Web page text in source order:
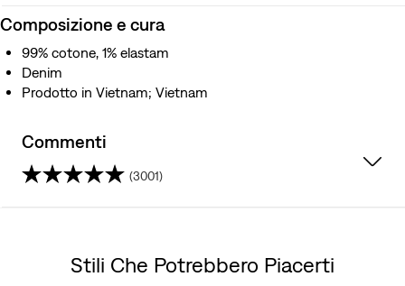
Composizione e cura
99% cotone, 1% elastam
Denim
Prodotto in Vietnam; Vietnam
Commenti
(3001)
Stili Che Potrebbero Piacerti